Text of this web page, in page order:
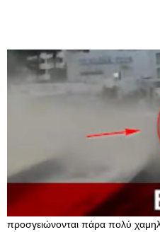
προσγειώνονται πάρα πολύ